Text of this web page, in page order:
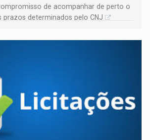
de acompanhar de perto o
determinados pelo CNJ